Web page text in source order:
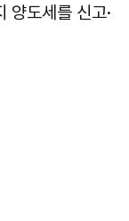
양도세를 신고·